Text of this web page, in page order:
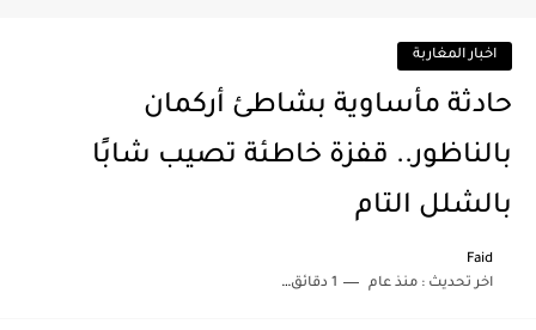
اخبار المغاربة
حادثة مأساوية بشاطئ أركمان
بالناظور.. قفزة خاطئة تصيب شابًا
بالشلل التام
Faid
اخر تحديث :منذ عام 1 دقائق للقراءة